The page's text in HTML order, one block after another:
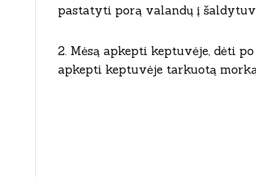
pastatyti porą valandų į
2. Mėsą apkepti keptuvėje, dėti
apkepti keptuvėje tarkuotą